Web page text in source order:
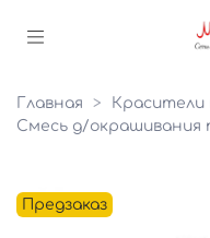
Главная
Смесь д/окрашивания
Предзаказ